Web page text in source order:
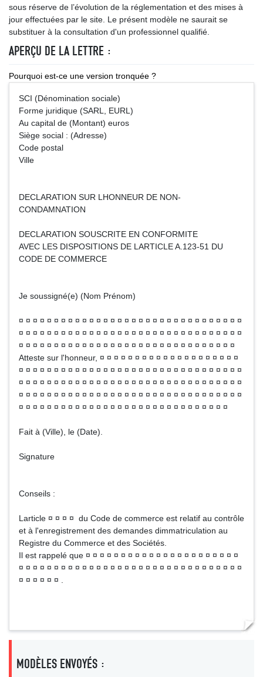
sous réserve de l’évolution de la réglementation et des mises à
jour effectuées par le site. Le présent modèle ne saurait se
substituer à la consultation d'un professionnel qualifié.
APERÇU DE LA LETTRE :
Pourquoi est-ce une version tronquée ?
SCI (Dénomination sociale)
Forme juridique (SARL, EURL)
Au capital de (Montant) euros
Siège social : (Adresse)
Code postal
Ville
DECLARATION SUR LHONNEUR DE NON-
CONDAMNATION
DECLARATION SOUSCRITE EN CONFORMITE
AVEC LES DISPOSITIONS DE LARTICLE A.123-51 DU
CODE DE COMMERCE
Je soussigné(e) (Nom Prénom)
¤ ¤ ¤ ¤ ¤ ¤ ¤ ¤ ¤ ¤ ¤ ¤ ¤ ¤ ¤ ¤ ¤ ¤ ¤ ¤ ¤ ¤ ¤ ¤ ¤ ¤ ¤ ¤ ¤ ¤ ¤ ¤
¤ ¤ ¤ ¤ ¤ ¤ ¤ ¤ ¤ ¤ ¤ ¤ ¤ ¤ ¤ ¤ ¤ ¤ ¤ ¤ ¤ ¤ ¤ ¤ ¤ ¤ ¤ ¤ ¤ ¤ ¤ ¤
¤ ¤ ¤ ¤ ¤ ¤ ¤ ¤ ¤ ¤ ¤ ¤ ¤ ¤ ¤ ¤ ¤ ¤ ¤ ¤ ¤ ¤ ¤ ¤ ¤ ¤ ¤ ¤ ¤ ¤ ¤
Atteste sur l'honneur, ¤ ¤ ¤ ¤ ¤ ¤ ¤ ¤ ¤ ¤ ¤ ¤ ¤ ¤ ¤ ¤ ¤ ¤ ¤ ¤
¤ ¤ ¤ ¤ ¤ ¤ ¤ ¤ ¤ ¤ ¤ ¤ ¤ ¤ ¤ ¤ ¤ ¤ ¤ ¤ ¤ ¤ ¤ ¤ ¤ ¤ ¤ ¤ ¤ ¤ ¤ ¤
¤ ¤ ¤ ¤ ¤ ¤ ¤ ¤ ¤ ¤ ¤ ¤ ¤ ¤ ¤ ¤ ¤ ¤ ¤ ¤ ¤ ¤ ¤ ¤ ¤ ¤ ¤ ¤ ¤ ¤ ¤ ¤
¤ ¤ ¤ ¤ ¤ ¤ ¤ ¤ ¤ ¤ ¤ ¤ ¤ ¤ ¤ ¤ ¤ ¤ ¤ ¤ ¤ ¤ ¤ ¤ ¤ ¤ ¤ ¤ ¤ ¤ ¤ ¤
¤ ¤ ¤ ¤ ¤ ¤ ¤ ¤ ¤ ¤ ¤ ¤ ¤ ¤ ¤ ¤ ¤ ¤ ¤ ¤ ¤ ¤ ¤ ¤ ¤ ¤ ¤ ¤ ¤ ¤
Fait à (Ville), le (Date).
Signature
Conseils :
Larticle ¤ ¤ ¤ ¤ du Code de commerce est relatif au contrôle
et à l'enregistrement des demandes dimmatriculation au
Registre du Commerce et des Sociétés.
Il est rappelé que ¤ ¤ ¤ ¤ ¤ ¤ ¤ ¤ ¤ ¤ ¤ ¤ ¤ ¤ ¤ ¤ ¤ ¤ ¤ ¤ ¤ ¤
¤ ¤ ¤ ¤ ¤ ¤ ¤ ¤ ¤ ¤ ¤ ¤ ¤ ¤ ¤ ¤ ¤ ¤ ¤ ¤ ¤ ¤ ¤ ¤ ¤ ¤ ¤ ¤ ¤ ¤ ¤ ¤
¤ ¤ ¤ ¤ ¤ ¤ .
MODÈLES ENVOYÉS :